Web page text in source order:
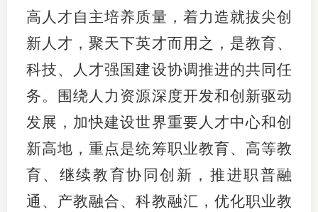
高人才自主培养质量，着力造就拔尖创
新人才，聚天下英才而用之，是教育、
科技、人才强国建设协调推进的共同任
务。围绕人力资源深度开发和创新驱动
发展，加快建设世界重要人才中心和创
新高地，重点是统筹职业教育、高等教
育、继续教育协同创新，推进职普融
通、产教融合、科教融汇，优化职业教